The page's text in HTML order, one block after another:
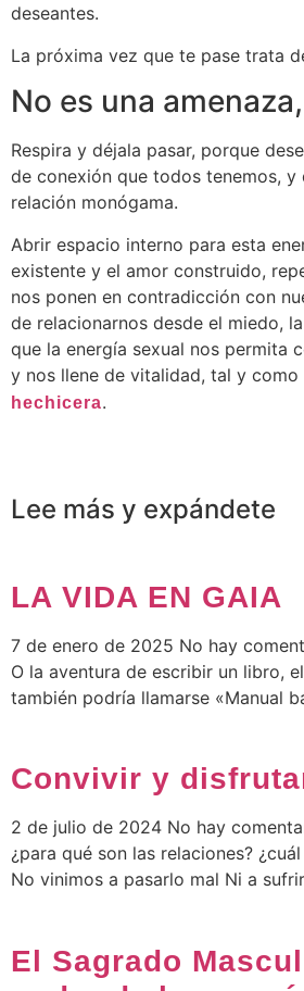
deseantes.
La próxima vez que te pase trata
No es una
Respira y déjala pasar, porque
de conexión que todos tenemos,
relación monógama.
Abrir espacio interno para esta
existente y el amor construido,
nos ponen en contradicción con
de relacionarnos desde el miedo,
que la energía sexual nos permita
y nos llene de vitalidad, tal y como
hechicera.
Lee más y expándete
LA VIDA EN GAIA
7 de enero de 2025 No hay
O la aventura de escribir un libro,
también podría llamarse «Manual
Convivir y
2 de julio de 2024 No hay
¿para qué son las relaciones?
No vinimos a pasarlo mal Ni a
El Sagrado